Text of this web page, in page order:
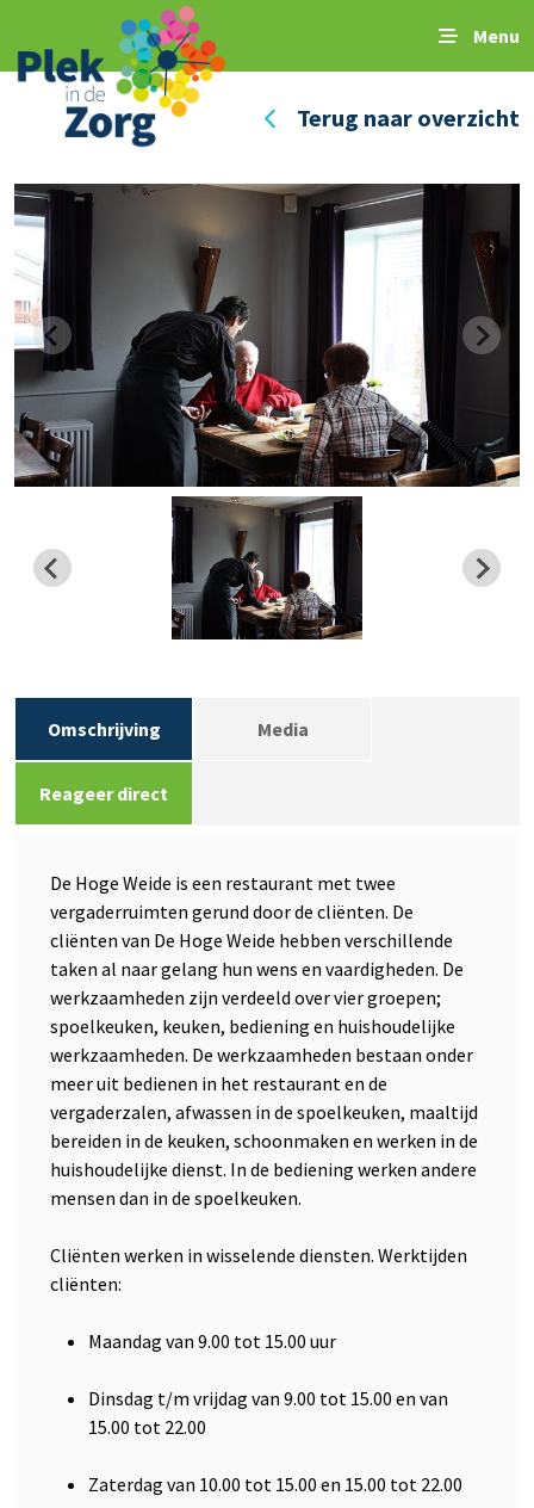
Menu
Terug naar overzicht
Omschrijving Media
Reageer direct
De Hoge Weide is een restaurant met twee
vergaderruimten gerund door de cliënten. De
cliënten van De Hoge Weide hebben verschillende
taken al naar gelang hun wens en vaardigheden. De
werkzaamheden zijn verdeeld over vier groepen;
spoelkeuken, keuken, bediening en huishoudelijke
werkzaamheden. De werkzaamheden bestaan onder
meer uit bedienen in het restaurant en de
vergaderzalen, afwassen in de spoelkeuken, maaltijd
bereiden in de keuken, schoonmaken en werken in de
huishoudelijke dienst. In de bediening werken andere
mensen dan in de spoelkeuken.
Cliënten werken in wisselende diensten. Werktijden
cliënten:
Maandag van 9.00 tot 15.00 uur
Dinsdag t/m vrijdag van 9.00 tot 15.00 en van
15.00 tot 22.00
Zaterdag van 10.00 tot 15.00 en 15.00 tot 22.00